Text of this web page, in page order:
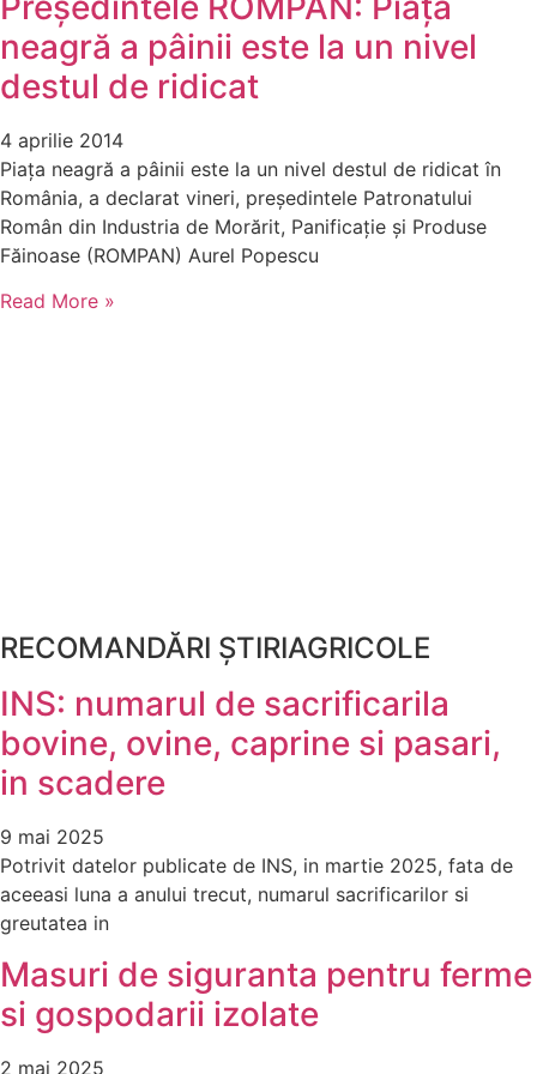
neagră a pâinii este la un nivel
destul de ridicat
4 aprilie 2014
Piața neagră a pâinii este la un nivel destul de ridicat în
România, a declarat vineri, președintele Patronatului
Român din Industria de Morărit, Panificație și Produse
Făinoase (ROMPAN) Aurel Popescu
Read More »
RECOMANDĂRI ȘTIRIAGRICOLE
INS: numarul de sacrificarila
bovine, ovine, caprine si pasari,
in scadere
9 mai 2025
Potrivit datelor publicate de INS, in martie 2025, fata de
aceeasi luna a anului trecut, numarul sacrificarilor si
greutatea in
Masuri de siguranta pentru ferme
si gospodarii izolate
2 mai 2025